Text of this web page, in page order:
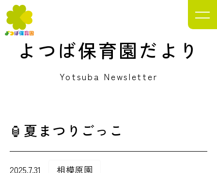
よつば保育園だより
Yotsuba Newsletter
🏮夏まつりごっこ
2025.7.31 相模原園